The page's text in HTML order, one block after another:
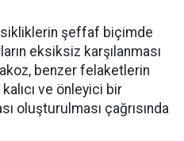
şeffaf biçimde
eksiksiz karşılanması
benzer felaketlerin
ve önleyici bir
oluşturulması çağrısında